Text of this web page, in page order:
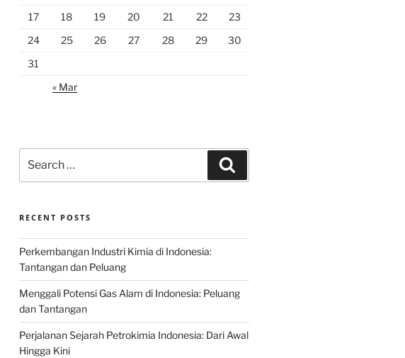
17
18 19 20 21 22
23
24
25 26 27 28 29
30
31
« Mar
for:
RECENT POSTS
Perkembangan Industri Kimia di Indonesia:
Tantangan dan Peluang
Menggali Potensi Gas Alam di Indonesia: Peluang
dan Tantangan
Perjalanan Sejarah Petrokimia Indonesia: Dari Awal
Hingga Kini